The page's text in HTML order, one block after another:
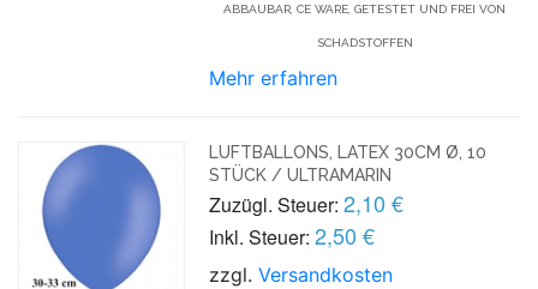
ABBAUBAR, CE WARE, GETESTET UND FREI VON
SCHADSTOFFEN
Mehr erfahren
LUFTBALLONS, LATEX 30CM Ø, 10
STÜCK / ULTRAMARIN
Zuzügl. Steuer: 2,10 €
Inkl. Steuer: 2,50 €
zzgl.Versandkosten